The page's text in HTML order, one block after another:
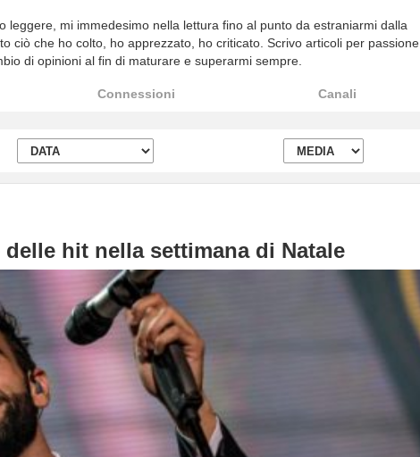
mi immedesimo nella lettura fino al punto da estraniarmi dalla
ciò che ho colto, ho apprezzato, ho criticato. Scrivo articoli per passione,
di opinioni al fin di maturare e superarmi sempre.
Connessioni Canali
hit nella settimana di Natale